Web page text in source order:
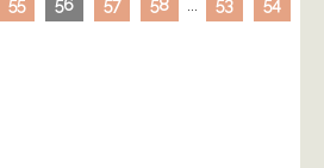
55 56 57 58 53 54